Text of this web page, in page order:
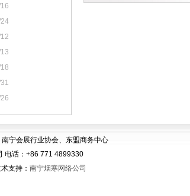
宁会展行业协会、东盟商务中心
电话：+86 771 4899330
支持： 南宁烟寒网络公司